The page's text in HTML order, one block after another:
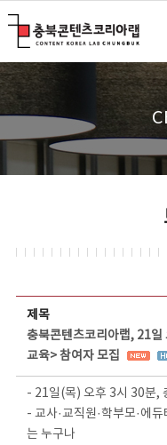
제목
충북콘텐츠코리아랩, 21일
교육> 참여자 모집
- 21일(목) 오후 3시 30분,
- 교사·교직원·학부모·에
는 누구나